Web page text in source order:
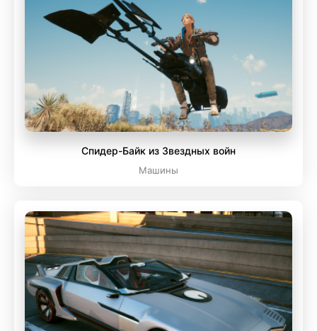
Спидер-Байк из Звездных войн
Машины